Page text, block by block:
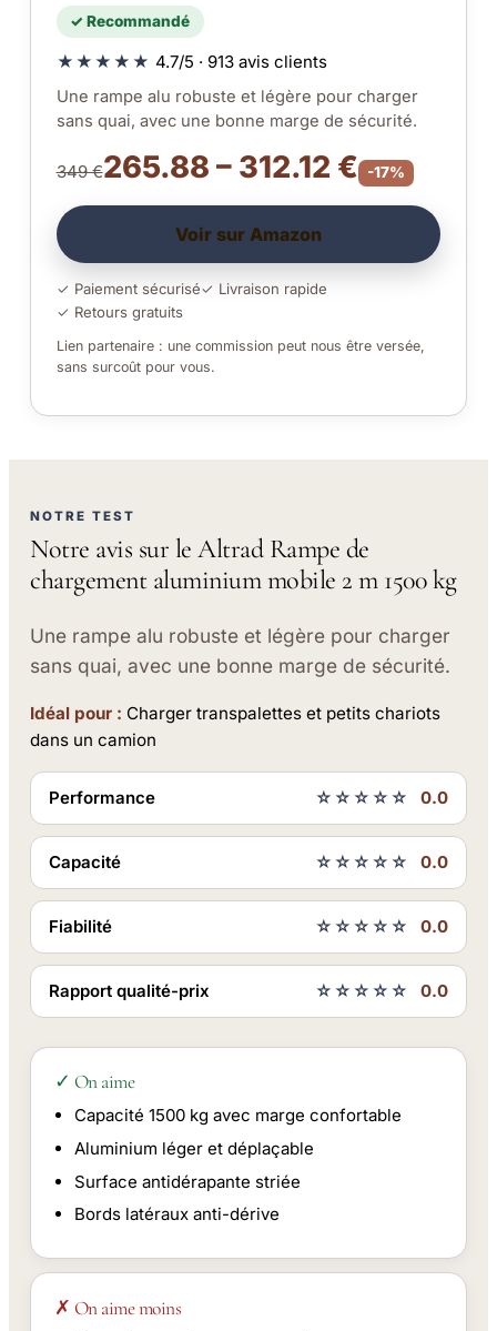
✓ Recommandé
★★★★★ 4.7/5 · 913 avis clients
Une rampe alu robuste et légère pour charger
sans quai, avec une bonne marge de sécurité.
349 €265.88 – 312.12 € -17%
Voir sur Amazon
✓ Paiement sécurisé✓ Livraison rapide
✓ Retours gratuits
Lien partenaire : une commission peut nous être versée,
sans surcoût pour vous.
NOTRE TEST
Notre avis sur le Altrad Rampe de
chargement aluminium mobile 2 m 1500 kg
Une rampe alu robuste et légère pour charger
sans quai, avec une bonne marge de sécurité.
Idéal pour : Charger transpalettes et petits chariots
dans un camion
Performance ☆☆☆☆☆ 0.0
Capacité ☆☆☆☆☆ 0.0
Fiabilité ☆☆☆☆☆ 0.0
Rapport qualité-prix ☆☆☆☆☆ 0.0
✓ On aime
Capacité 1500 kg avec marge confortable
Aluminium léger et déplaçable
Surface antidérapante striée
Bords latéraux anti-dérive
✗ On aime moins